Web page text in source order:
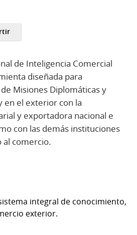
de Inteligencia Comercial
diseñada para
Misiones Diplomáticas y
en el exterior con la
y exportadora nacional e
con las demás instituciones
al comercio.
integral de conocimiento,
exterior.